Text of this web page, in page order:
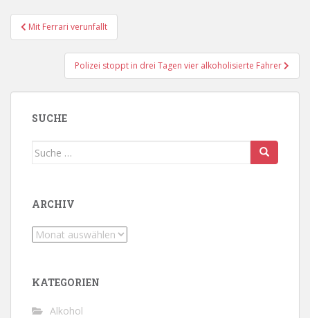
Beitragsnavigation
Mit Ferrari verunfallt
Polizei stoppt in drei Tagen vier alkoholisierte Fahrer
SUCHE
Suche
ARCHIV
Archiv
KATEGORIEN
Alkohol